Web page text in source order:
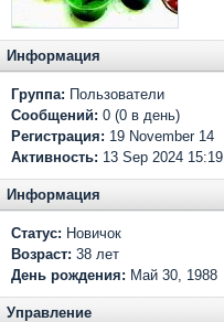
Информация
Группа: Пользователи
Сообщений: 0 (0 в день)
Регистрация: 19 November 14
Активность: 13 Sep 2024 15:19
Информация
Статус: Новичок
Возраст: 38 лет
День рождения: Май 30, 1988
Управление